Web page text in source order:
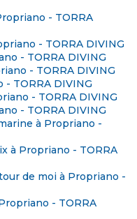
- TORRA
- TORRA DIVING
- TORRA DIVING
- TORRA DIVING
- TORRA DIVING
- TORRA DIVING
- TORRA DIVING
à Propriano -
à Propriano - TORRA
de moi à Propriano -
- TORRA